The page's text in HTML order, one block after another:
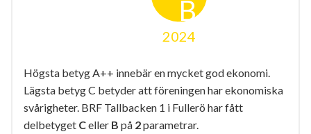
2024
Högsta betyg A++ innebär en mycket god ekonomi.
Lägsta betyg C betyder att föreningen har ekonomiska
svårigheter. BRF Tallbacken 1 i Fullerö har fått
delbetyget Celler B på 2parametrar.